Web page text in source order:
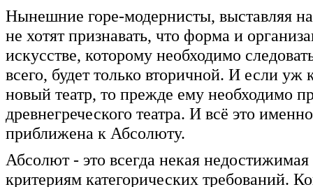
Нынешние горе-модернисты, выставляя
не хотят признавать, что форма и
искусстве, которому необходимо
всего, будет только вторичной. И если
новый театр, то прежде ему необходимо
древнегреческого театра. И всё это
приближена к Абсолюту.
Абсолют - это всегда некая
критериям категорических требований.